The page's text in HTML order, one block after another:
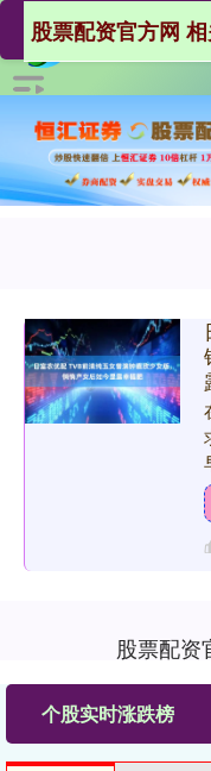
股票配资官方网
股票配资
个股实时涨跌榜